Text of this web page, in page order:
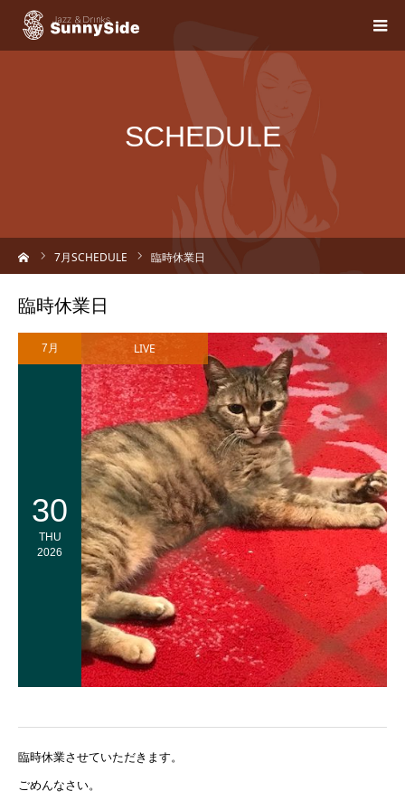
SCHEDULE
7月SCHEDULE 臨時休業日
臨時休業日
7月
30
THU
2026
LIVE
臨時休業させていただきます。
ごめんなさい。